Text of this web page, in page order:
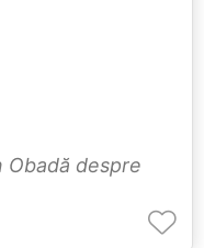
Obadă despre